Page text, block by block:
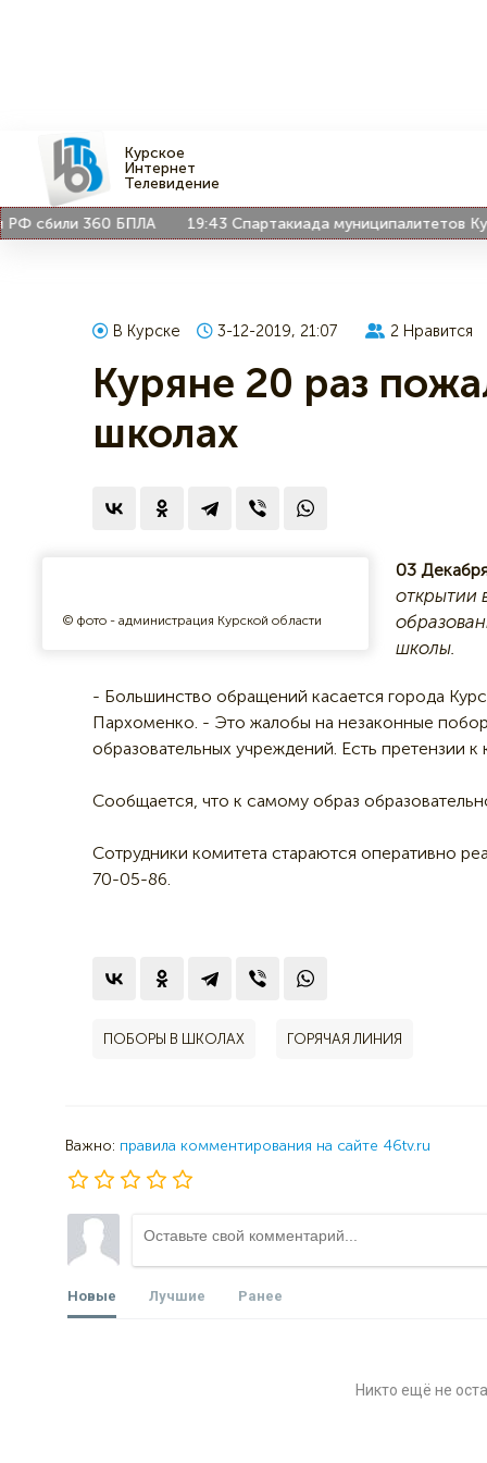
Курское
Интернет
Телевидение
360 БПЛА 19:43 Спартакиада муниципалитетов
В Курске 3-12-2019, 21:07 2 Нравится
Куряне 20 раз
школах
© фото - администрация Курской области
03
открытии
школы.
- Большинство обращений касается города
Пархоменко. - Это жалобы на незаконные
образовательных учреждений. Есть претензии
Сообщается, что к самому образ
Сотрудники комитета стараются оперативно
70-05-86.
ПОБОРЫ В ШКОЛАХ ГОРЯЧАЯ ЛИНИЯ
Важно: правила комментирования на сайте 46tv.ru
Новые Лучшие Ранее
Никто ещё не